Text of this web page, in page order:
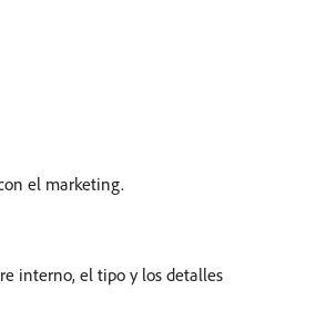
el marketing.
interno, el tipo y los detalles